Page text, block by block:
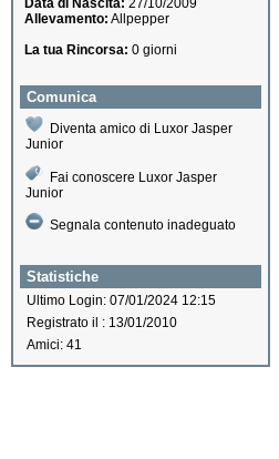
Data di Nascita: 27/10/2009
Allevamento: Allpepper
La tua Rincorsa: 0 giorni
Comunica
Diventa amico di Luxor Jasper
Junior
Fai conoscere Luxor Jasper
Junior
Segnala contenuto inadeguato
Statistiche
Ultimo Login: 07/01/2024 12:15
Registrato il : 13/01/2010
Amici: 41